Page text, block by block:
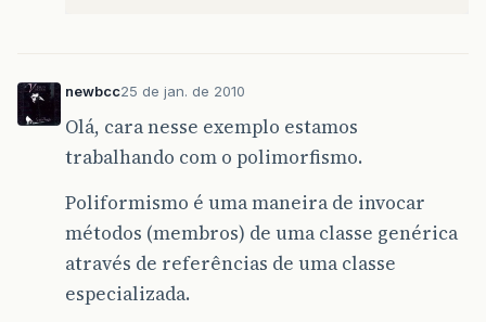
newbcc25 de jan. de 2010
Olá, cara nesse exemplo estamos
trabalhando com o polimorfismo.
Poliformismo é uma maneira de invocar
métodos (membros) de uma classe genérica
através de referências de uma classe
especializada.